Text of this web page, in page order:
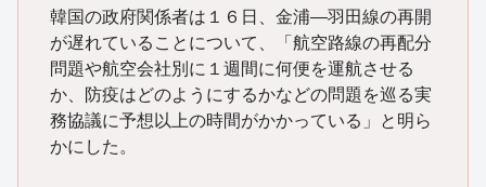
韓国の政府関係者は１６日、金浦―羽田線の再開
が遅れていることについて、「航空路線の再配分
問題や航空会社別に１週間に何便を運航させる
か、防疫はどのようにするかなどの問題を巡る実
務協議に予想以上の時間がかかっている」と明ら
かにした。